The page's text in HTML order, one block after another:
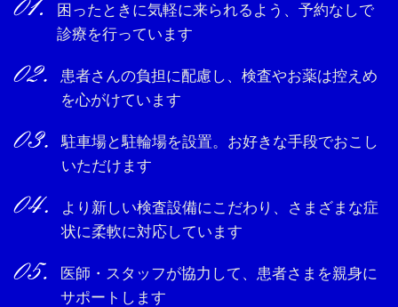
困ったときに気軽に来られるよう、予約なしで
診療を行っています
患者さんの負担に配慮し、検査やお薬は控えめ
を心がけています
駐車場と駐輪場を設置。お好きな手段でおこし
いただけます
より新しい検査設備にこだわり、さまざまな症
状に柔軟に対応しています
医師・スタッフが協力して、患者さまを親身に
サポートします